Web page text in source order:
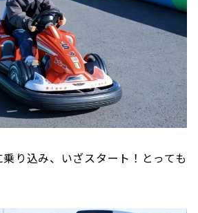
り込み、いざスタート！とっても